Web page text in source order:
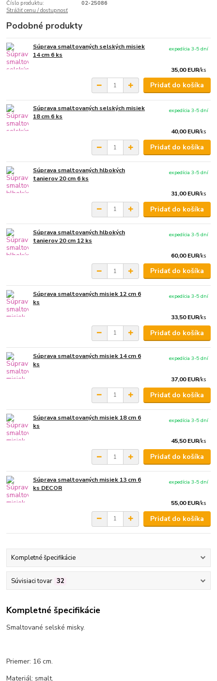
Číslo produktu:
02-25086
Strážiť cenu / dostupnosť
Podobné produkty
Súprava smaltovaných selských misiek
14 cm 6 ks
35,00 EUR/ks
expedícia 3-5 dní
Pridať do košíka
Súprava smaltovaných selských misiek
18 cm 6 ks
40,00 EUR/ks
expedícia 3-5 dní
Pridať do košíka
Súprava smaltovaných hlbokých
tanierov 20 cm 6 ks
31,00 EUR/ks
expedícia 3-5 dní
Pridať do košíka
Súprava smaltovaných hlbokých
tanierov 20 cm 12 ks
60,00 EUR/ks
expedícia 3-5 dní
Pridať do košíka
Súprava smaltovaných misiek 12 cm 6
ks
33,50 EUR/ks
expedícia 3-5 dní
Pridať do košíka
Súprava smaltovaných misiek 14 cm 6
ks
37,00 EUR/ks
expedícia 3-5 dní
Pridať do košíka
Súprava smaltovaných misiek 18 cm 6
ks
45,50 EUR/ks
expedícia 3-5 dní
Pridať do košíka
Súprava smaltovaných misiek 13 cm 6
ks DECOR
55,00 EUR/ks
expedícia 3-5 dní
Pridať do košíka
Kompletné špecifikácie
Súvisiaci tovar 32
Kompletné špecifikácie
Smaltované selské misky.
Priemer: 16 cm.
Materiál: smalt.